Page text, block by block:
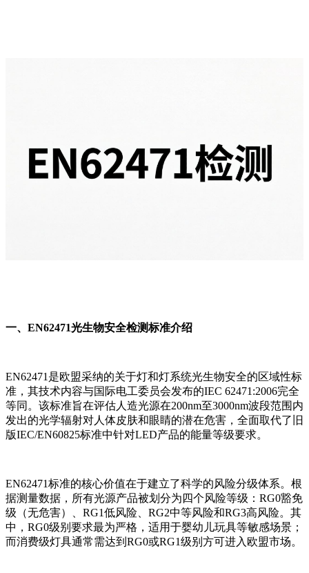
一、EN62471光生物安全检测标准介绍
EN62471是欧盟采纳的关于灯和灯系统光生物安全的区域性标
准，其技术内容与国际电工委员会发布的IEC 62471:2006完全
等同。该标准旨在评估人造光源在200nm至3000nm波段范围内
发出的光学辐射对人体皮肤和眼睛的潜在危害，全面取代了旧
版IEC/EN60825标准中针对LED产品的能量等级要求。
EN62471标准的核心价值在于建立了科学的风险分级体系。根
据测量数据，所有光源产品被划分为四个风险等级：RG0豁免
级（无危害）、RG1低风险、RG2中等风险和RG3高风险。其
中，RG0级别要求最为严格，适用于婴幼儿玩具等敏感场景；
而消费级灯具通常需达到RG0或RG1级别方可进入欧盟市场。